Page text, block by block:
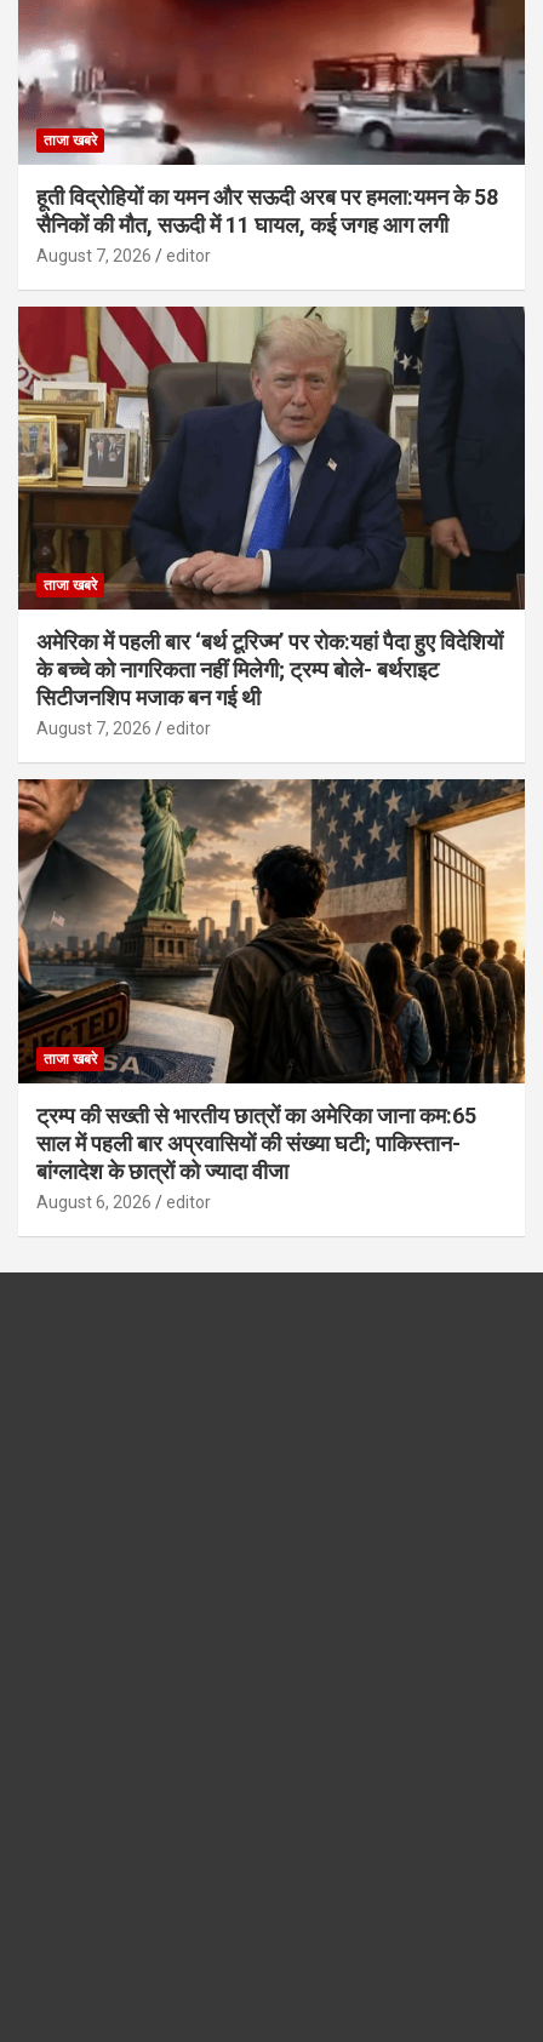
ताजा खबरे
हूती विद्रोहियों का यमन और सऊदी अरब पर हमला:यमन के 58
सैनिकों की मौत, सऊदी में 11 घायल, कई जगह आग लगी
August 7, 2026 editor
ताजा खबरे
अमेरिका में पहली बार ‘बर्थ टूरिज्म’ पर रोक:यहां पैदा हुए विदेशियों
के बच्चे को नागरिकता नहीं मिलेगी; ट्रम्प बोले- बर्थराइट
सिटीजनशिप मजाक बन गई थी
August 7, 2026 editor
ताजा खबरे
ट्रम्प की सख्ती से भारतीय छात्रों का अमेरिका जाना कम:65
साल में पहली बार अप्रवासियों की संख्या घटी; पाकिस्तान-
बांग्लादेश के छात्रों को ज्यादा वीजा
August 6, 2026 editor